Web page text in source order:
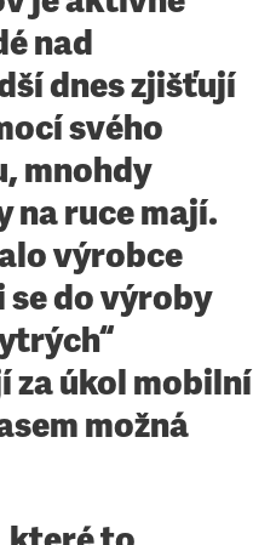
nad
dnes zjišťují
svého
mnohdy
na ruce mají.
výrobce
do výroby
za úkol mobilní
možná